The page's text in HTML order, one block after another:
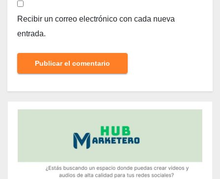
Recibir un correo electrónico con cada nueva
entrada.